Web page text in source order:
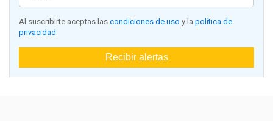
Al suscribirte aceptas las condiciones de uso y la política de
privacidad
Recibir alertas